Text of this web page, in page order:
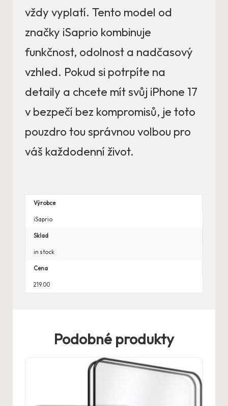
vždy vyplatí. Tento model od
značky iSaprio kombinuje
funkčnost, odolnost a nadčasový
vzhled. Pokud si potrpíte na
detaily a chcete mít svůj iPhone 17
v bezpečí bez kompromisů, je toto
pouzdro tou správnou volbou pro
váš každodenní život.
Výrobce
iSaprio
Sklad
in stock
Cena
219.00
Podobné produkty